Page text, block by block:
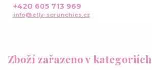
Zboží zařazeno v kategoriích
+420 605 713 969
info@elly-scrunchies.cz